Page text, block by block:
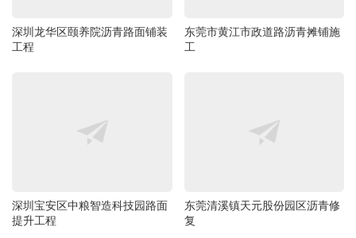
深圳龙华区颐养院沥青路面铺装
工程
东莞市黄江市政道路沥青摊铺施
工
深圳宝安区中粮智造科技园路面
提升工程
东莞清溪镇天元股份园区沥青修
复